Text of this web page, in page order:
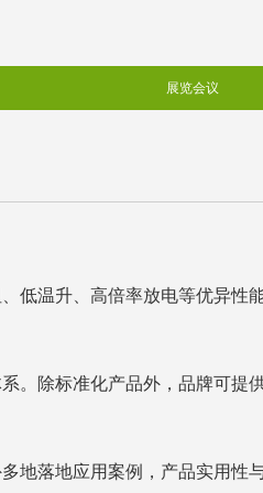
展览会议
低温升、高倍率放电等优异性
。除标准化产品外，品牌可提
地落地应用案例，产品实用性